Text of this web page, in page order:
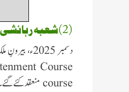
(2)شعبہ رہائشی کورسز :
دسمبر 2025ء، بیرونِ ملک میں تمام اسلامی بہنوں کے کورسز
Course
courseمنعقد کئے